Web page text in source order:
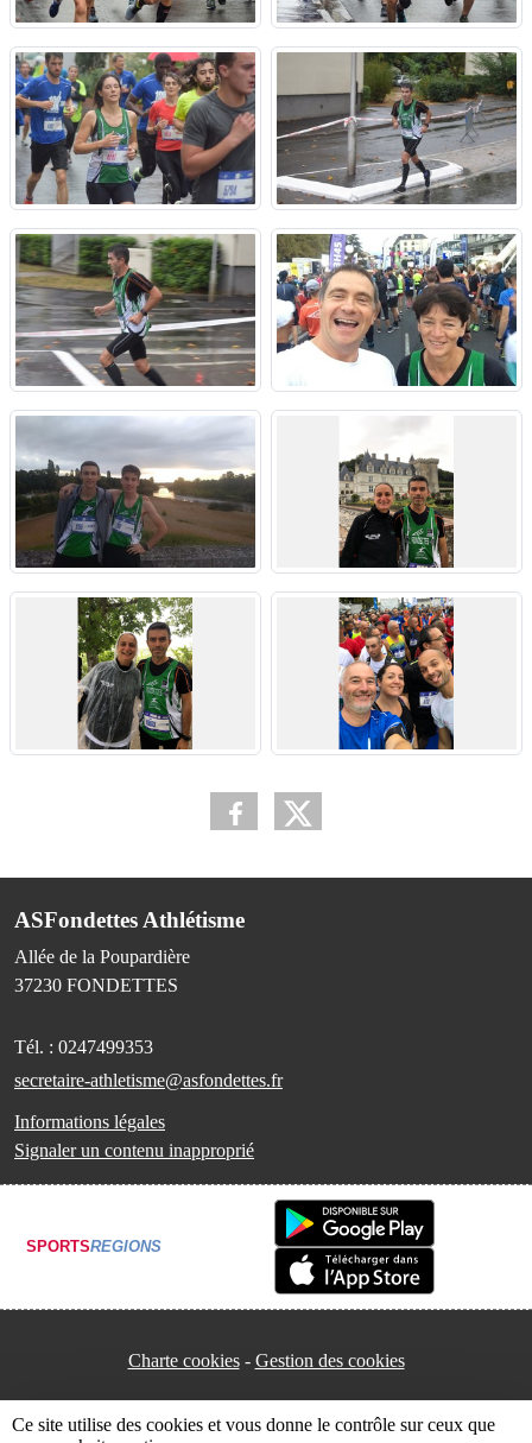
ASFondettes Athlétisme
Allée de la Poupardière
37230 FONDETTES
Tél. : 0247499353
secretaire-athletisme@asfondettes.fr
Informations légales
Signaler un contenu inapproprié
SPORTSREGIONS
Charte cookies Gestion des cookies
Ce site utilise des cookies et vous donne le contrôle sur ceux que